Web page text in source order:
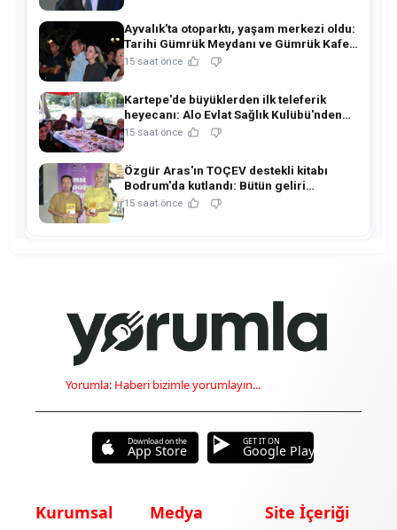
Ayvalık'ta otoparktı, yaşam merkezi oldu:
Tarihi Gümrük Meydanı ve Gümrük Kafe
açıldı!
15 saat önce
Kartepe'de büyüklerden ilk teleferik
heyecanı: Alo Evlat Sağlık Kulübü'nden
anlamlı buluşma!
15 saat önce
Özgür Aras'ın TOÇEV destekli kitabı
Bodrum'da kutlandı: Bütün geliri
çocukların eğitimine!
15 saat önce
Yorumla: Haberi bizimle yorumlayın...
Download on the
App Store
GET IT ON
Google Play
Kurumsal Medya Site İçeriği